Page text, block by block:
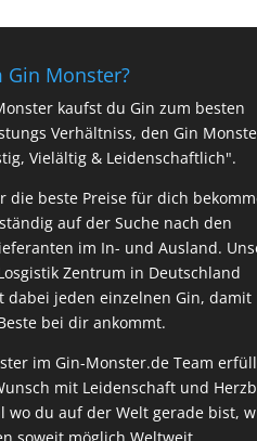
Gin Monster?
kaufst du Gin zum besten
Verhältniss, den Gin
Vielältig & Leidenschaftlich".
die beste Preise für dich
auf der Suche nach den
im In- und Ausland.
Zentrum in Deutschland
dabei jeden einzelnen Gin, damit
bei dir ankommt.
im Gin-Monster.de Team
mit Leidenschaft und
wo du auf der Welt gerade bist,